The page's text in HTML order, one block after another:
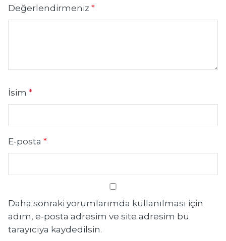
Değerlendirmeniz *
İsim *
E-posta *
Daha sonraki yorumlarımda kullanılması için
adım, e-posta adresim ve site adresim bu
tarayıcıya kaydedilsin.